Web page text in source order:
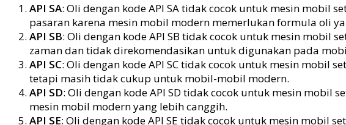
API SA: Oli dengan kode API SA tidak cocok untuk mesin mobil
pasaran karena mesin mobil modern memerlukan formula oli
API SB: Oli dengan kode API SB tidak cocok untuk mesin mobil
zaman dan tidak direkomendasikan untuk digunakan pada
API SC: Oli dengan kode API SC tidak cocok untuk mesin mobil
tetapi masih tidak cukup untuk mobil-mobil modern.
API SD: Oli dengan kode API SD tidak cocok untuk mesin
mesin mobil modern yang lebih canggih.
API SE: Oli dengan kode API SE tidak cocok untuk mesin mobil